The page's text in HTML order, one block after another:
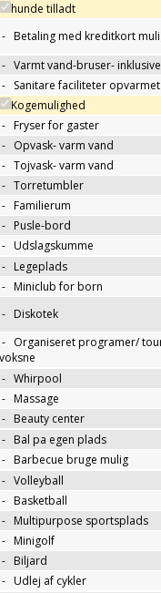
hunde tilladt
- Betaling med kreditkort
- Varmt vand-bruser- inklusive
- Sanitare faciliteter opvarmet
Kogemulighed
- Fryser for gaster
- Opvask- varm vand
- Tojvask- varm vand
- Torretumbler
- Familierum
- Pusle-bord
- Udslagskumme
- Legeplads
- Miniclub for born
- Diskotek
- Organiseret programer/
voksne
- Whirpool
- Massage
- Beauty center
- Bal pa egen plads
- Barbecue bruge mulig
- Volleyball
- Basketball
- Multipurpose sportsplads
- Minigolf
- Biljard
- Udlej af cykler